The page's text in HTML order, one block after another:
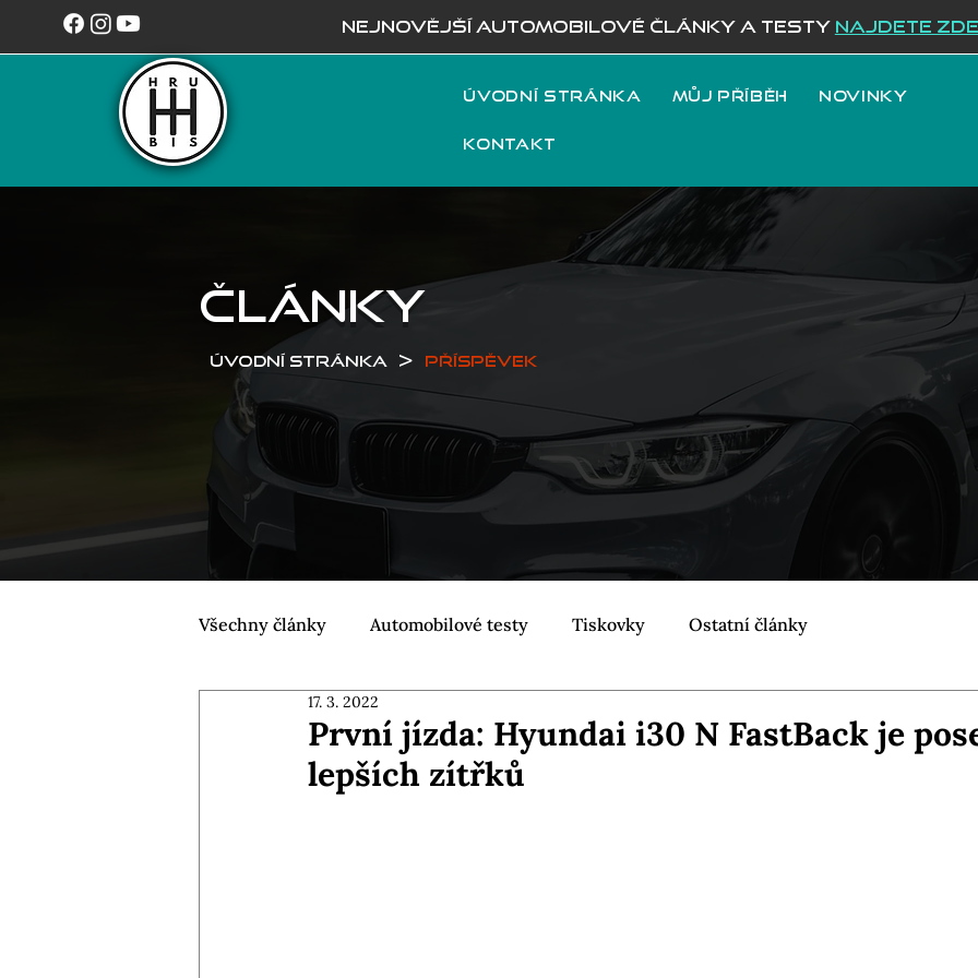
NEJNOVĚJŠÍ AUTOMOBILOVÉ ČLÁNKY A TESTY NAJDETE ZDE
Úvodní stránka Můj příběh Novinky
Kontakt
ČLÁNKY
Úvodní stránka > Příspěvek
Všechny články Automobilové testy Tiskovky Ostatní články
První jízda: Hyundai i30 N FastBack je
lepších zítřků
17. 3. 2022